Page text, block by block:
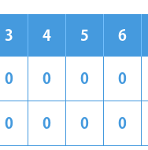
3 4 5 6
0 0 0 0
0 0 0 0